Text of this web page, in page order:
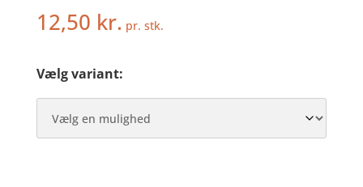
12,50 kr. pr. stk.
Vælg variant: